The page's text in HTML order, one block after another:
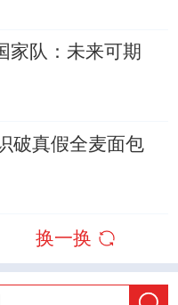
家队：未来可期
破真假全麦面包
换一换